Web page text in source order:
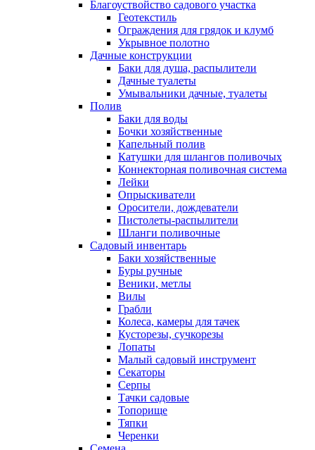
Благоуствойство садового участка
Геотекстиль
Ограждения для грядок и клумб
Укрывное полотно
Дачные конструкции
Баки для душа, распылители
Дачные туалеты
Умывальники дачные, туалеты
Полив
Баки для воды
Бочки хозяйственные
Капельный полив
Катушки для шлангов поливочых
Коннекторная поливочная система
Лейки
Опрыскиватели
Оросители, дождеватели
Пистолеты-распылители
Шланги поливочные
Садовый инвентарь
Баки хозяйственные
Буры ручные
Веники, метлы
Вилы
Грабли
Колеса, камеры для тачек
Кусторезы, сучкорезы
Лопаты
Малый садовый инструмент
Секаторы
Серпы
Тачки садовые
Топорище
Тяпки
Черенки